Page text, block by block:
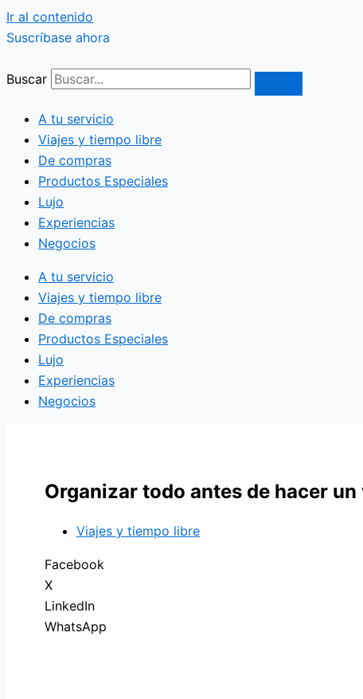
Ir al contenido
Suscríbase ahora
Buscar
A tu servicio
Viajes y tiempo libre
De compras
Productos Especiales
Lujo
Experiencias
Negocios
A tu servicio
Viajes y tiempo libre
De compras
Productos Especiales
Lujo
Experiencias
Negocios
Organizar todo antes de hacer
Viajes y tiempo libre
Facebook
X
LinkedIn
WhatsApp